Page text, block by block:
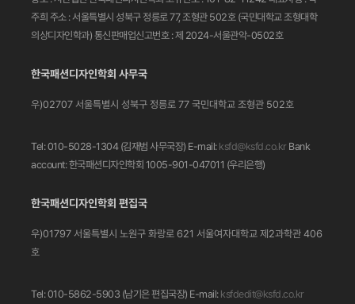
주희 주소 : 서울특별시 성북구 정릉로 77, 조형관 502호 (국민대학교 조형대학
의상디자인학과) 통신판매업신고번호 : 제 2024-서울관악-0502호
한국패션디자인학회 사무국
우)02707 서울특별시 성북구 정릉로 77 국민대학교 조형관 502호
Tel: 010-5028-1304 (김재범 사무국장) E-mail: ksfd@ksfd.co.kr Bank
account: 한국패션디자인학회 1005-901-047011 (우리은행)
한국패션디자인학회 편집국
우)01797 서울특별시 노원구 화랑로 621 서울여자대학교 제2과학관 406
호
Tel: 010-5862-5903 (남기은 편집국장) E-mail: ksfdedit@ksfd.co.kr